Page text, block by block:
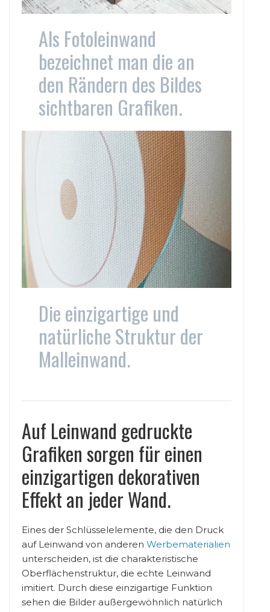
Als Fotoleinwand
bezeichnet man die an
den Rändern des Bildes
sichtbaren Grafiken.
Die einzigartige und
natürliche Struktur der
Malleinwand.
Auf Leinwand gedruckte
Grafiken sorgen für einen
einzigartigen dekorativen
Effekt an jeder Wand.
Eines der Schlüsselelemente, die den Druck
auf Leinwand von anderen Werbematerialien
unterscheiden, ist die charakteristische
Oberflächenstruktur, die echte Leinwand
imitiert. Durch diese einzigartige Funktion
sehen die Bilder außergewöhnlich natürlich